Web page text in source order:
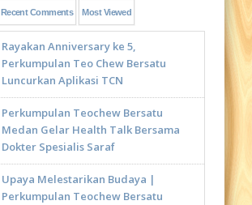
Recent Comments Most Viewed
Rayakan Anniversary ke 5,
Perkumpulan Teo Chew Bersatu
Luncurkan Aplikasi TCN
Perkumpulan Teochew Bersatu
Medan Gelar Health Talk Bersama
Dokter Spesialis Saraf
Upaya Melestarikan Budaya |
Perkumpulan Teochew Bersatu